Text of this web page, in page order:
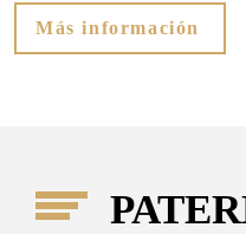
Más información